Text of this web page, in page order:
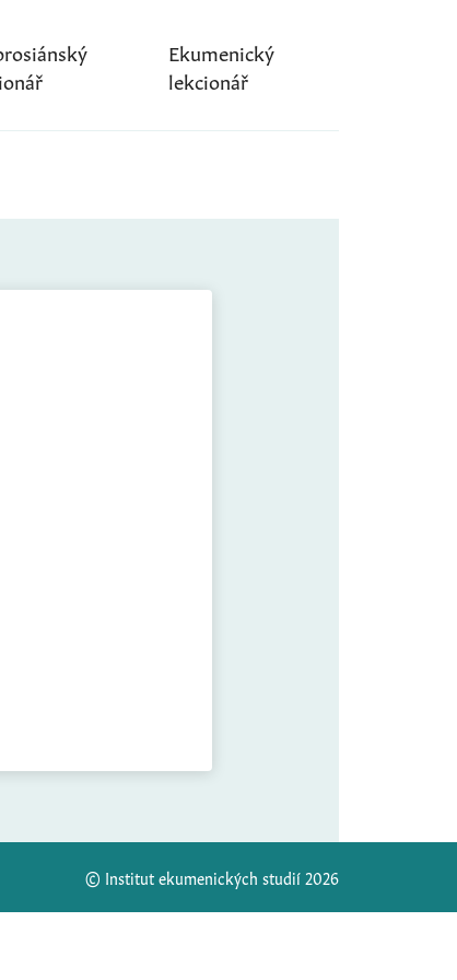
Ekumenický
lekcionář
© Institut ekumenických studií 2026